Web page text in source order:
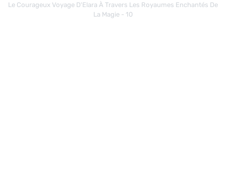
Le Courageux Voyage D'Elara À Travers Les Royaumes Enchantés De
La Magie - 10